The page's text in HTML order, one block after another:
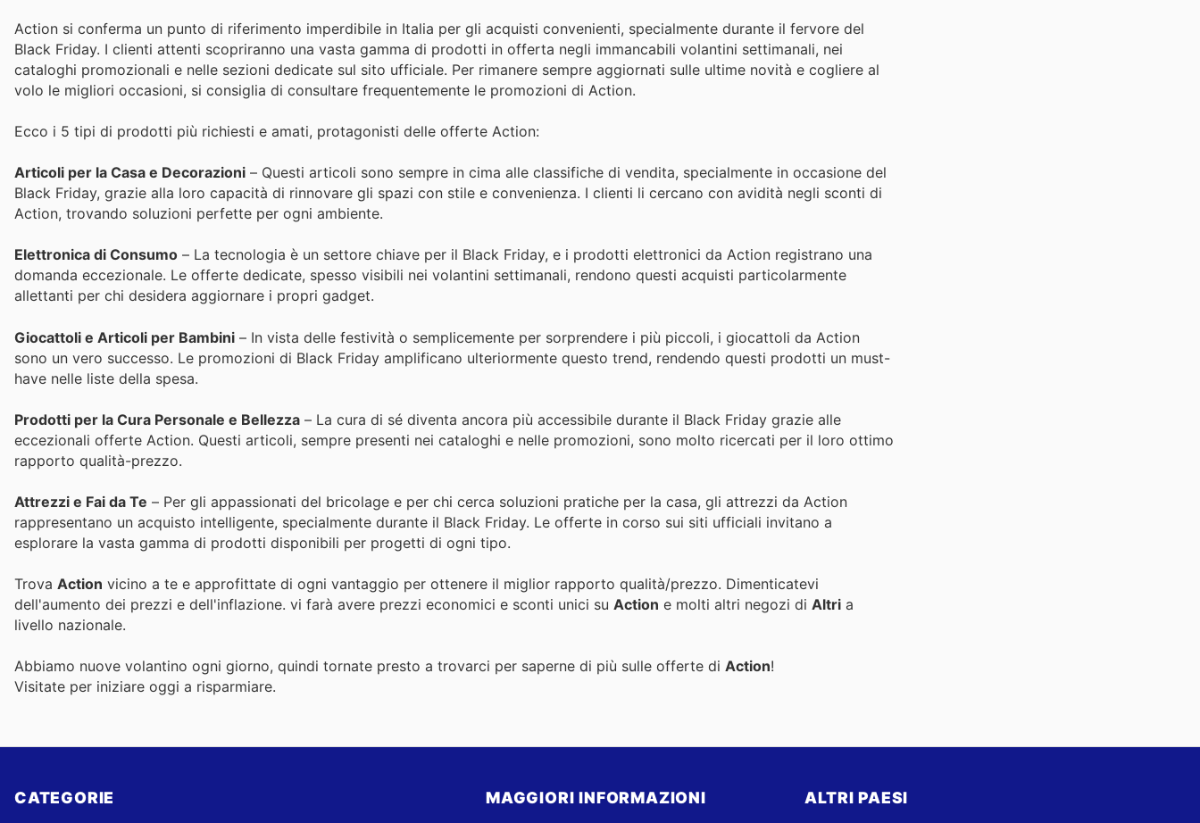
Action si conferma un punto di riferimento imperdibile in Italia per gli acquisti convenienti, specialmente durante il fervore del
Black Friday. I clienti attenti scopriranno una vasta gamma di prodotti in offerta negli immancabili volantini settimanali, nei
cataloghi promozionali e nelle sezioni dedicate sul sito ufficiale. Per rimanere sempre aggiornati sulle ultime novità e cogliere al
volo le migliori occasioni, si consiglia di consultare frequentemente le promozioni di Action.
Ecco i 5 tipi di prodotti più richiesti e amati, protagonisti delle offerte Action:
Articoli per la Casa e Decorazioni – Questi articoli sono sempre in cima alle classifiche di vendita, specialmente in occasione del
Black Friday, grazie alla loro capacità di rinnovare gli spazi con stile e convenienza. I clienti li cercano con avidità negli sconti di
Action, trovando soluzioni perfette per ogni ambiente.
Elettronica di Consumo – La tecnologia è un settore chiave per il Black Friday, e i prodotti elettronici da Action registrano una
domanda eccezionale. Le offerte dedicate, spesso visibili nei volantini settimanali, rendono questi acquisti particolarmente
allettanti per chi desidera aggiornare i propri gadget.
Giocattoli e Articoli per Bambini – In vista delle festività o semplicemente per sorprendere i più piccoli, i giocattoli da Action
sono un vero successo. Le promozioni di Black Friday amplificano ulteriormente questo trend, rendendo questi prodotti un must-
have nelle liste della spesa.
Prodotti per la Cura Personale e Bellezza – La cura di sé diventa ancora più accessibile durante il Black Friday grazie alle
eccezionali offerte Action. Questi articoli, sempre presenti nei cataloghi e nelle promozioni, sono molto ricercati per il loro ottimo
rapporto qualità-prezzo.
Attrezzi e Fai da Te – Per gli appassionati del bricolage e per chi cerca soluzioni pratiche per la casa, gli attrezzi da Action
rappresentano un acquisto intelligente, specialmente durante il Black Friday. Le offerte in corso sui siti ufficiali invitano a
esplorare la vasta gamma di prodotti disponibili per progetti di ogni tipo.
Trova Action vicino a te e approfittate di ogni vantaggio per ottenere il miglior rapporto qualità/prezzo. Dimenticatevi
dell'aumento dei prezzi e dell'inflazione. vi farà avere prezzi economici e sconti unici su Action e molti altri negozi di Altri a
livello nazionale.
Abbiamo nuove volantino ogni giorno, quindi tornate presto a trovarci per saperne di più sulle offerte di Action!
Visitate per iniziare oggi a risparmiare.
CATEGORIE MAGGIORI INFORMAZIONI ALTRI PAESI